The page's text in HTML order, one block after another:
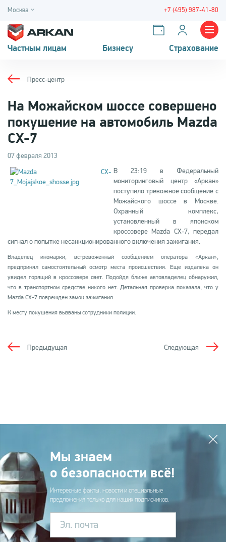
Москва +7 (495) 987-41-80
Частным лицам Бизнесу Страхование
Пресс-центр
На Можайском шоссе совершено
покушение на автомобиль Mazda
CX-7
07 февраля 2013
В 23:19 в Федеральный
мониторинговый центр «Аркан»
поступило тревожное сообщение с
Можайского шоссе в Москве.
Охранный комплекс,
установленный в японском
кроссовере Mazda CX-7, передал
сигнал о попытке несанкционированного включения зажигания.
Владелец иномарки, встревоженный сообщением оператора «Аркан»,
предпринял самостоятельный осмотр места происшествия. Еще издалека он
увидел горящий в кроссовере свет. Подойдя ближе автовладелец обнаружил,
что в транспортном средстве никого нет. Детальная проверка показала, что у
Mazda CX-7 поврежден замок зажигания.
К месту покушения вызваны сотрудники полиции.
Следующая
Предыдущая
Мы знаем
о безопасности всё!
Интересные факты, новости и специальные
предложения только для наших подписчиков.
Эл. почта